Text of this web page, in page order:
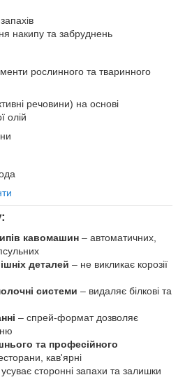
накипу та забруднень
рослинного та тваринного
речовини) на основі
олій
кавомашин – автоматичних,
деталей – не викликає корозії
системи – видаляє білкові та
– спрей-формат дозволяє
та професійного
кав'ярні
сторонні запахи та залишки